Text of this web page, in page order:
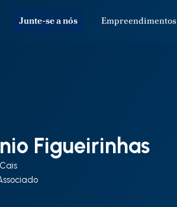
Junte-se a nós Empreendimentos
Figueirinhas